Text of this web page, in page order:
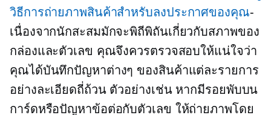
วิธีการถ่ายภาพสินค้าสำหรับลงประกาศของคุณ-
เนื่องจากนักสะสมมักจะพิถีพิถันเกี่ยวกับสภาพของ
กล่องและตัวเลข คุณจึงควรตรวจสอบให้แน่ใจว่า
คุณได้บันทึกปัญหาต่างๆ ของสินค้าแต่ละรายการ
อย่างละเอียดถี่ถ้วน ตัวอย่างเช่น หากมีรอยพับบน
การ์ดหรือปัญหาข้อต่อกับตัวเลข ให้ถ่ายภาพโดย